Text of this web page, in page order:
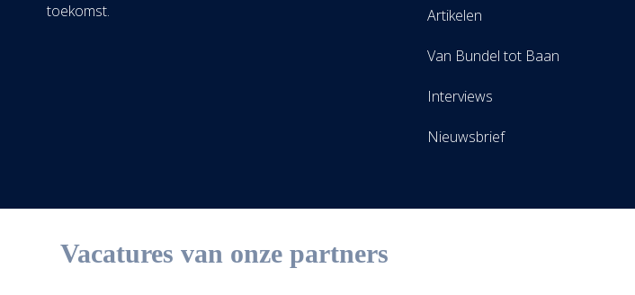
toekomst.
Artikelen
Van Bundel tot Baan
Interviews
Nieuwsbrief
Vacatures van onze partners